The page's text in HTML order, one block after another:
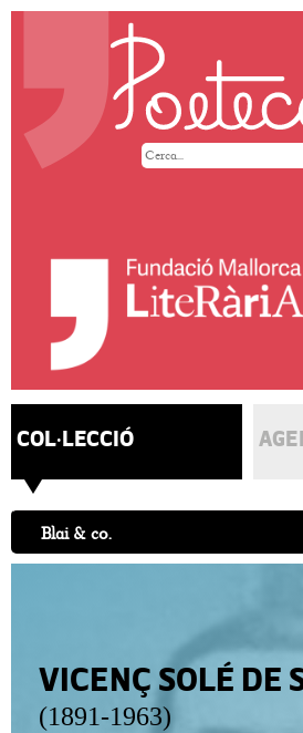
COL·LECCIÓ
Blai & co.
VICENÇ SOLÉ DE
(1891-1963)